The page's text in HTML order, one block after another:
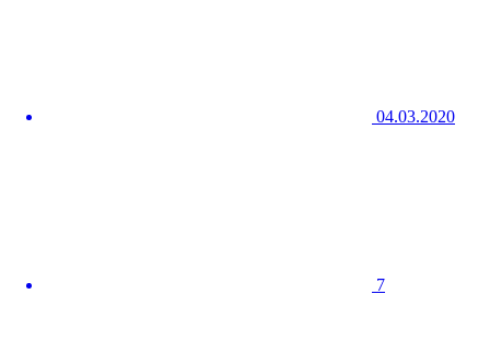
04.03.2020
7